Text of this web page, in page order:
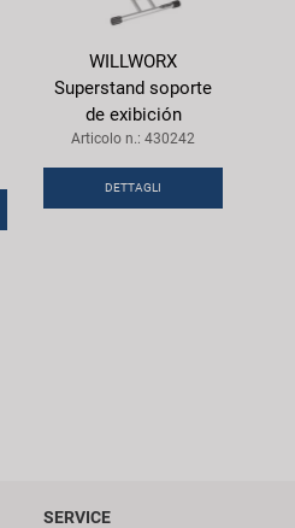
WILLWORX
Superstand soporte
de exibición
Articolo n.: 430242
DETTAGLI
SERVICE